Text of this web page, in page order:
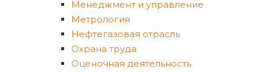
Менеджмент и управление
Метрология
Нефтегазовая отрасль
Охрана труда
Оценочная деятельность